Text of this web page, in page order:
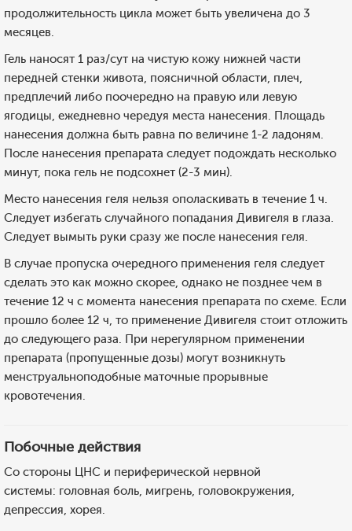
продолжительность цикла может быть увеличена до 3
месяцев.
Гель наносят 1 раз/сут на чистую кожу нижней части
передней стенки живота, поясничной области, плеч,
предплечий либо поочередно на правую или левую
ягодицы, ежедневно чередуя места нанесения. Площадь
нанесения должна быть равна по величине 1-2 ладоням.
После нанесения препарата следует подождать несколько
минут, пока гель не подсохнет (2-3 мин).
Место нанесения геля нельзя ополаскивать в течение 1 ч.
Следует избегать случайного попадания Дивигеля в глаза.
Следует вымыть руки сразу же после нанесения геля.
В случае пропуска очередного применения геля следует
сделать это как можно скорее, однако не позднее чем в
течение 12 ч с момента нанесения препарата по схеме. Если
прошло более 12 ч, то применение Дивигеля стоит отложить
до следующего раза. При нерегулярном применении
препарата (пропущенные дозы) могут возникнуть
менструальноподобные маточные прорывные
кровотечения.
Побочные действия
Со стороны ЦНС и периферической нервной
системы: головная боль, мигрень, головокружения,
депрессия, хорея.